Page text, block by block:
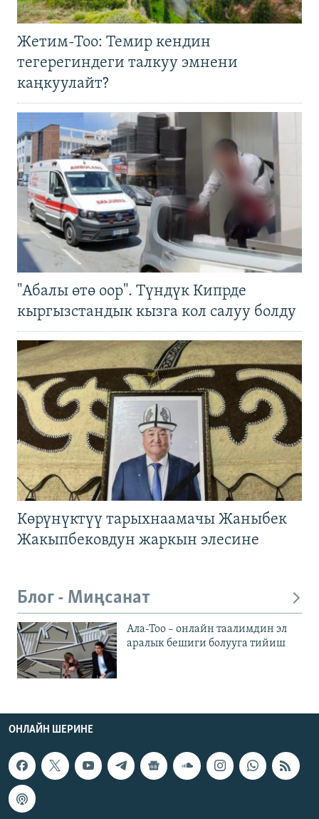
Жетим-Тоо: Темир кендин
тегерегиндеги талкуу эмнени
каңкуулайт?
"Абалы өтө оор". Түндүк Кипрде
кыргызстандык кызга кол салуу болду
Көрүнүктүү тарыхнаамачы Жаныбек
Жакыпбековдун жаркын элесине
Блог - Миңсанат
Ала-Тоо – онлайн таалимдин эл
аралык бешиги болууга тийиш
ОНЛАЙН ШЕРИНЕ